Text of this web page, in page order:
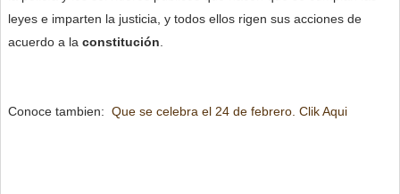
leyes e imparten la justicia, y todos ellos rigen sus acciones de
acuerdo a la constitución
Conoce tambien: Que se celebra el 24 de febrero. Clik Aqui